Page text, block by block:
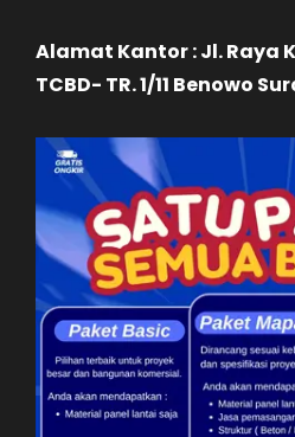
Alamat Kantor : Jl. Raya
TCBD- TR. 1/11 Benowo